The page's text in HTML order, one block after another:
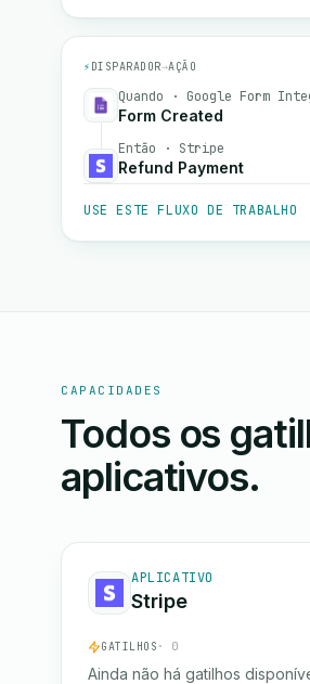
⚡ DISPARADOR→AÇÃO
Quando · Google Form
Form Created
Então · Stripe
Refund Payment
USE ESTE FLUXO DE TRABALHO
CAPACIDADES
Todos os
aplicativos.
APLICATIVO
Stripe
GATILHOS · 0
Ainda não há gatilhos